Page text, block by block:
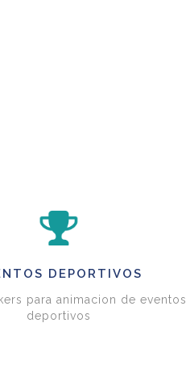
DEPORTIVOS
para animacion de eventos
deportivos